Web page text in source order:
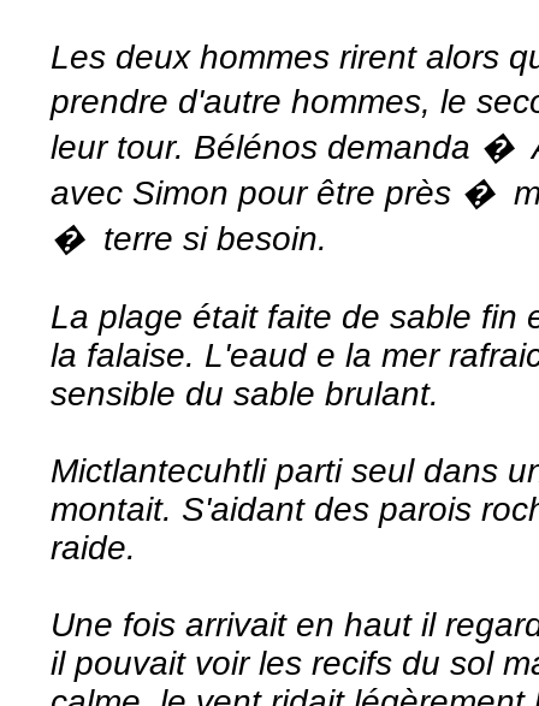
Les deux hommes rirent alors
prendre d'autre hommes, le
leur tour. Bélénos demanda �
avec Simon pour être près �
� terre si besoin.
La plage était faite de sable fin
la falaise. L'eaud e la mer
sensible du sable brulant.
Mictlantecuhtli parti seul dans
montait. S'aidant des parois
raide.
Une fois arrivait en haut il
il pouvait voir les recifs du sol